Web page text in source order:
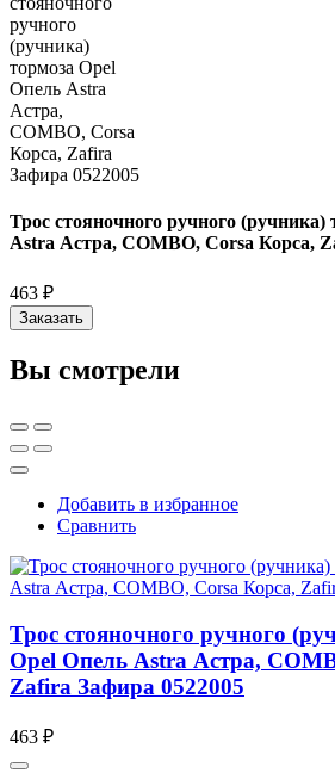
Трос стояночного ручного (ручника)
Astra Астра, COMBO, Corsa Корса,
463 ₽
Заказать
Вы смотрели
Добавить в избранное
Сравнить
Трос стояночного ручного
Opel Опель Astra Астра,
Zafira Зафира 0522005
463 ₽